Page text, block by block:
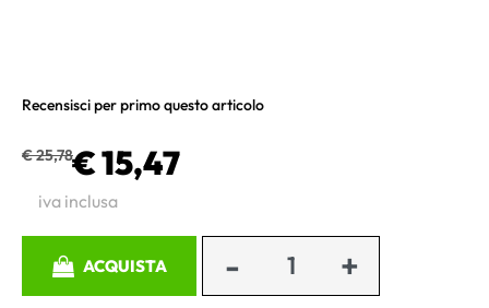
Recensisci per primo questo articolo
€ 25,78€ 15,47
iva inclusa
ACQUISTA